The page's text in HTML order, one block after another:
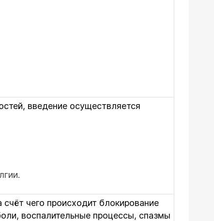
введение осуществляется
чего происходит блокирование
воспалительные процессы, спазмы